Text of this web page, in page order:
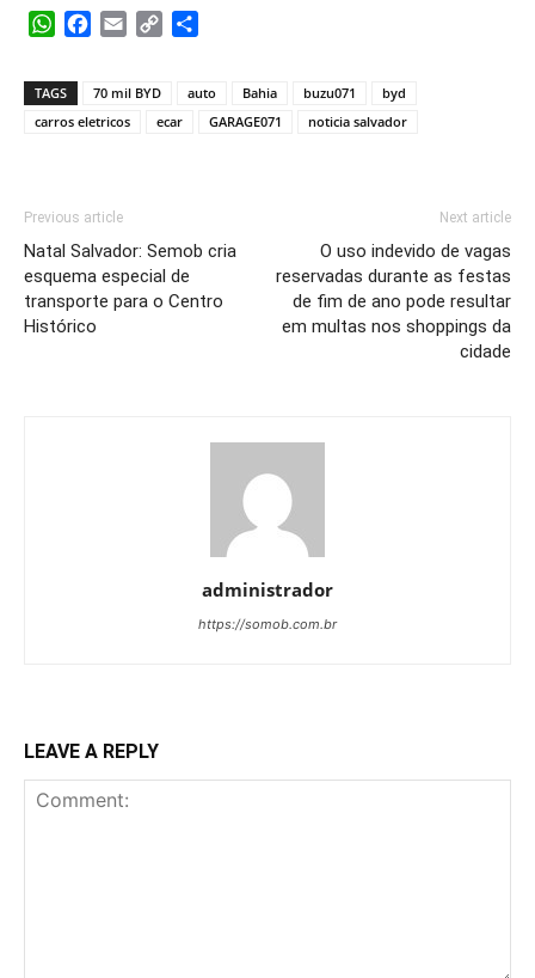
WhatsApp
Facebook
Email Copy
TAGS 70 mil BYD auto Bahia buzu071
byd
carros eletricos
ecar GARAGE071 noticia salvador
Previous article
Natal Salvador: Semob cria
esquema especial de
transporte para o Centro
Histórico
Next article
O uso indevido de vagas
reservadas durante as festas
de fim de ano pode resultar
em multas nos shoppings da
cidade
administrador
https://somob.com.br
LEAVE A REPLY